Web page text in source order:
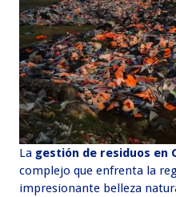
La gestión de residuos en
complejo que enfrenta la
impresionante belleza